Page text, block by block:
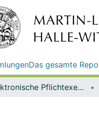
Das gesamte
Elektronische Pflichtexemplare